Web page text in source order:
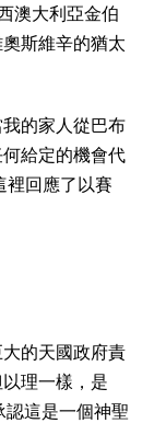
澳大利亞金伯
斯維辛的猶太
的家人從巴布
給定的機會代
裡回應了以賽
的天國政府責
理一樣，是
認這是一個神聖